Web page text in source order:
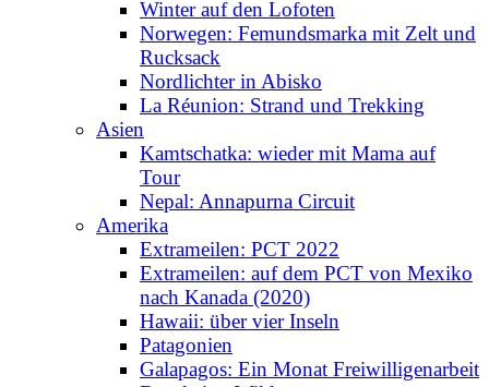
Winter auf den Lofoten
Norwegen: Femundsmarka mit Zelt und
Rucksack
Nordlichter in Abisko
La Réunion: Strand und Trekking
Asien
Kamtschatka: wieder mit Mama auf
Tour
Nepal: Annapurna Circuit
Amerika
Extrameilen: PCT 2022
Extrameilen: auf dem PCT von Mexiko
nach Kanada (2020)
Hawaii: über vier Inseln
Patagonien
Galapagos: Ein Monat Freiwilligenarbeit